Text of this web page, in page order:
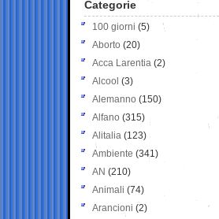
Categorie
100 giorni (5)
Aborto (20)
Acca Larentia (2)
Alcool (3)
Alemanno (150)
Alfano (315)
Alitalia (123)
Ambiente (341)
AN (210)
Animali (74)
Arancioni (2)